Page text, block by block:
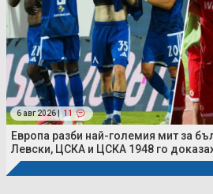
6 авг 2026 | 11
Европа разби най-големия мит за
Левски, ЦСКА и ЦСКА 1948 го